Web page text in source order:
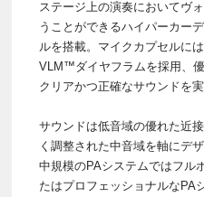
ステージ上の演奏においてヴ
うことができるハイパーカー
ルを搭載。マイクカプセルに
VLM™ダイヤフラムを採用、
クリアかつ正確なサウンドを実
サウンドは低音域の優れた近
く調整された中音域を軸にデ
中規模のPAシステムではフル
たはプロフェッショナルなPA